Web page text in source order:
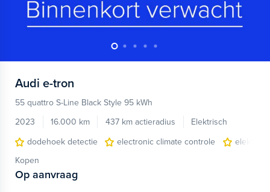
Audi e-tron
55 quattro S-Line Black Style 95 kWh
2023
16.000 km 437 km actieradius
Elektrisch
dodehoek detectie
electronic climate controle
Kopen
Op aanvraag